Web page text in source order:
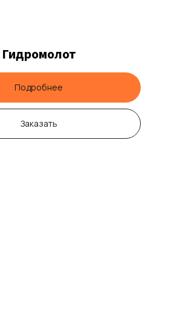
Гидромолот
Подробнее
Заказать